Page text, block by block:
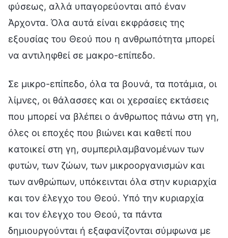
φύσεως, αλλά υπαγορεύονται από έναν
Άρχοντα. Όλα αυτά είναι εκφράσεις της
εξουσίας του Θεού που η ανθρωπότητα μπορεί
να αντιληφθεί σε μακρο-επίπεδο.
Σε μικρο-επίπεδο, όλα τα βουνά, τα ποτάμια, οι
λίμνες, οι θάλασσες και οι χερσαίες εκτάσεις
που μπορεί να βλέπει ο άνθρωπος πάνω στη γη,
όλες οι εποχές που βιώνει και καθετί που
κατοικεί στη γη, συμπεριλαμβανομένων των
φυτών, των ζώων, των μικροοργανισμών και
των ανθρώπων, υπόκεινται όλα στην κυριαρχία
και τον έλεγχο του Θεού. Υπό την κυριαρχία
και τον έλεγχο του Θεού, τα πάντα
δημιουργούνται ή εξαφανίζονται σύμφωνα με